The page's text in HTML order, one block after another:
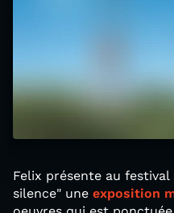
Felix présente au
silence" une exposition